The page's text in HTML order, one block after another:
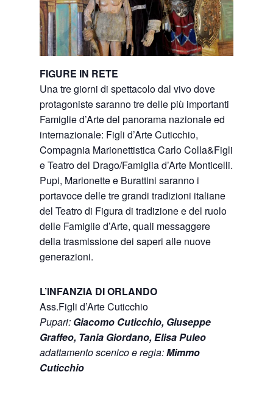
FIGURE IN RETE
Una tre giorni di spettacolo dal vivo dove
protagoniste saranno tre delle più importanti
Famiglie d’Arte del panorama nazionale ed
internazionale: Figli d’Arte Cuticchio,
Compagnia Marionettistica Carlo Colla&Figli
e Teatro del Drago/Famiglia d’Arte Monticelli.
Pupi, Marionette e Burattini saranno i
portavoce delle tre grandi tradizioni italiane
del Teatro di Figura di tradizione e del ruolo
delle Famiglie d’Arte, quali messaggere
della trasmissione dei saperi alle nuove
generazioni.
L’INFANZIA DI ORLANDO
Ass.Figli d’Arte Cuticchio
Pupari: Giacomo Cuticchio, Giuseppe
Graffeo, Tania Giordano, Elisa Puleo
adattamento scenico e regia:Mimmo
Cuticchio